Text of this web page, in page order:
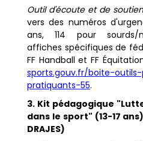
Outil d'écoute et de
vers des numéros
ans, 114 pour sourds/
affiches spécifiques de
FF Handball et FF
sports.gouv.fr/boite-
pratiquants-55.
3. Kit pédagogique
dans le sport" (13-17
DRAJES)